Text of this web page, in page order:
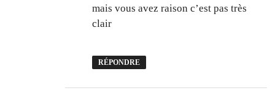
mais vous avez raison c’est pas très
clair
RÉPONDRE